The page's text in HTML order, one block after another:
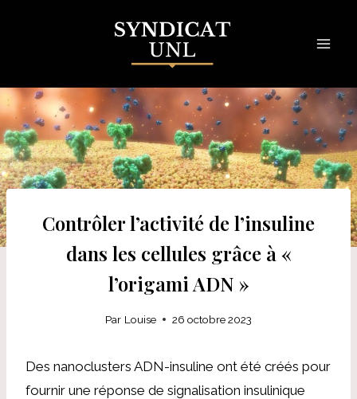
Contrôler l’activité de l’insuline
dans les cellules grâce à «
l’origami ADN »
Par Louise 26 octobre 2023
Des nanoclusters ADN-insuline ont été créés pour
fournir une réponse de signalisation insulinique